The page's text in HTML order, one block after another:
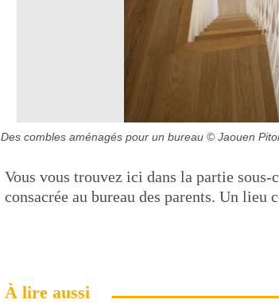
Des combles aménagés pour un bureau © Jaouen
Vous vous trouvez ici dans la partie
consacrée au bureau des parents. Un lieu
À lire aussi